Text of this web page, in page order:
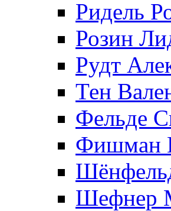
Ридель
Розин
Рудт
Тен
Фельде
Фишман
Шефнер